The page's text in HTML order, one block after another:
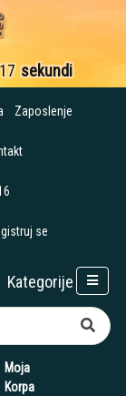
17 sekundi
Zaposlenje
se
Moja
Korpa
Kategorije